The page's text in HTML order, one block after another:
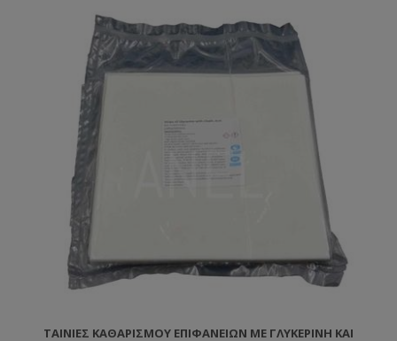
ΤΑΙΝΊΕΣ ΚΑΘΑΡΙΣΜΟΎ ΕΠΙΦΑΝΕΊΩΝ ΜΕ ΓΛΥΚΕΡΊΝΗ ΚΑΙ